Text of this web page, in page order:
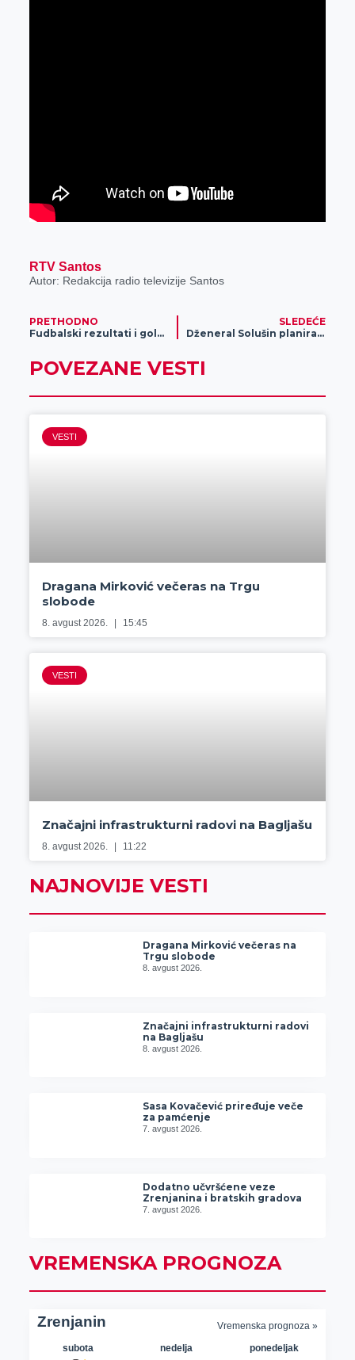
RTV Santos
Autor: Redakcija radio televizije Santos
PRETHODNO
Fudbalski rezultati i golovi sa utakmice Radnički – Dunav
SLEDEĆE
Dženeral Solušin planira izgradnju pogona u Zrenjaninu
POVEZANE VESTI
VESTI
Dragana Mirković večeras na Trgu
slobode
8. avgust 2026. 15:45
VESTI
Značajni infrastrukturni radovi na Bagljašu
8. avgust 2026. 11:22
NAJNOVIJE VESTI
Dragana Mirković večeras na
Trgu slobode
8. avgust 2026.
Značajni infrastrukturni radovi
na Bagljašu
8. avgust 2026.
Sasa Kovačević priređuje veče
za pamćenje
7. avgust 2026.
Dodatno učvršćene veze
Zrenjanina i bratskih gradova
7. avgust 2026.
VREMENSKA PROGNOZA